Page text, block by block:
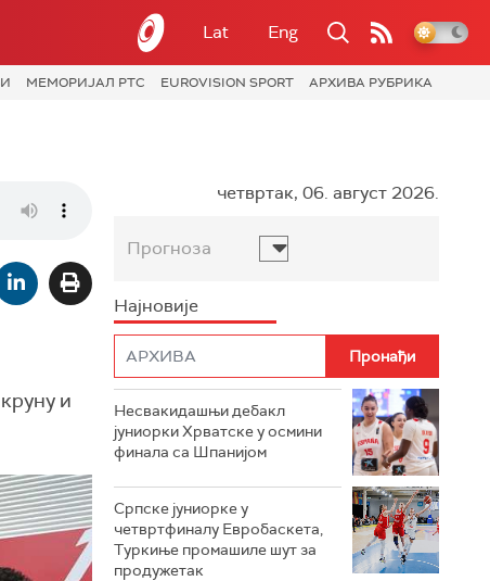
Lat Eng
МЕМОРИЈАЛ РТС EUROVISION SPORT АРХИВА РУБРИКА
и
четвртак, 06. август 2026.
Прогноза
Најновије
Несвакидашњи дебакл
јуниорки Хрватске у осмини
финала са Шпанијом
Српске јуниорке у
четвртфиналу Евробаскета,
Туркиње промашиле шут за
продужетак